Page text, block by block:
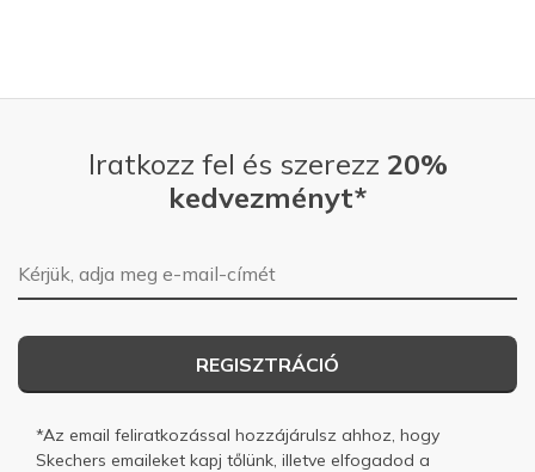
Iratkozz fel és szerezz 20%
kedvezményt*
E-mail-cím
REGISZTRÁCIÓ
*Az email feliratkozással hozzájárulsz ahhoz, hogy
Skechers emaileket kapj tőlünk, illetve elfogadod a